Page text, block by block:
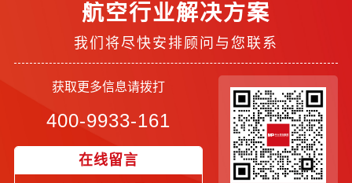
航空行业解决方案
我们将尽快安排顾问与您联系
获取更多信息请拨打
400-9933-161
在线留言